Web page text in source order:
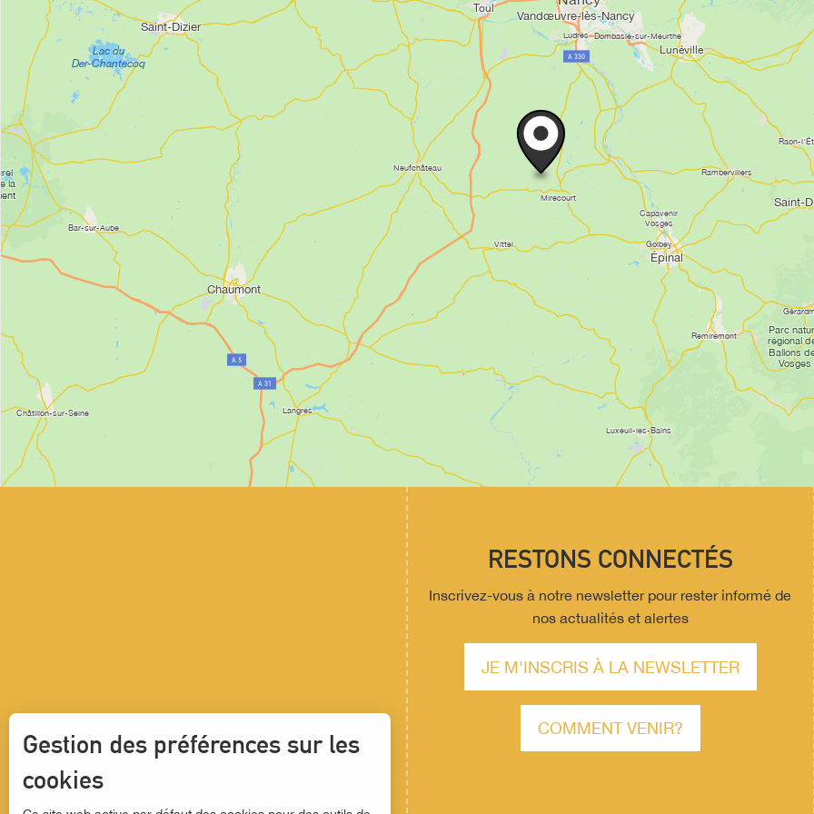
RESTONS CONNECTÉS
Inscrivez-vous à notre newsletter pour rester informé de
nos actualités et alertes
JE M'INSCRIS À LA NEWSLETTER
COMMENT VENIR?
Gestion des préférences sur les
cookies